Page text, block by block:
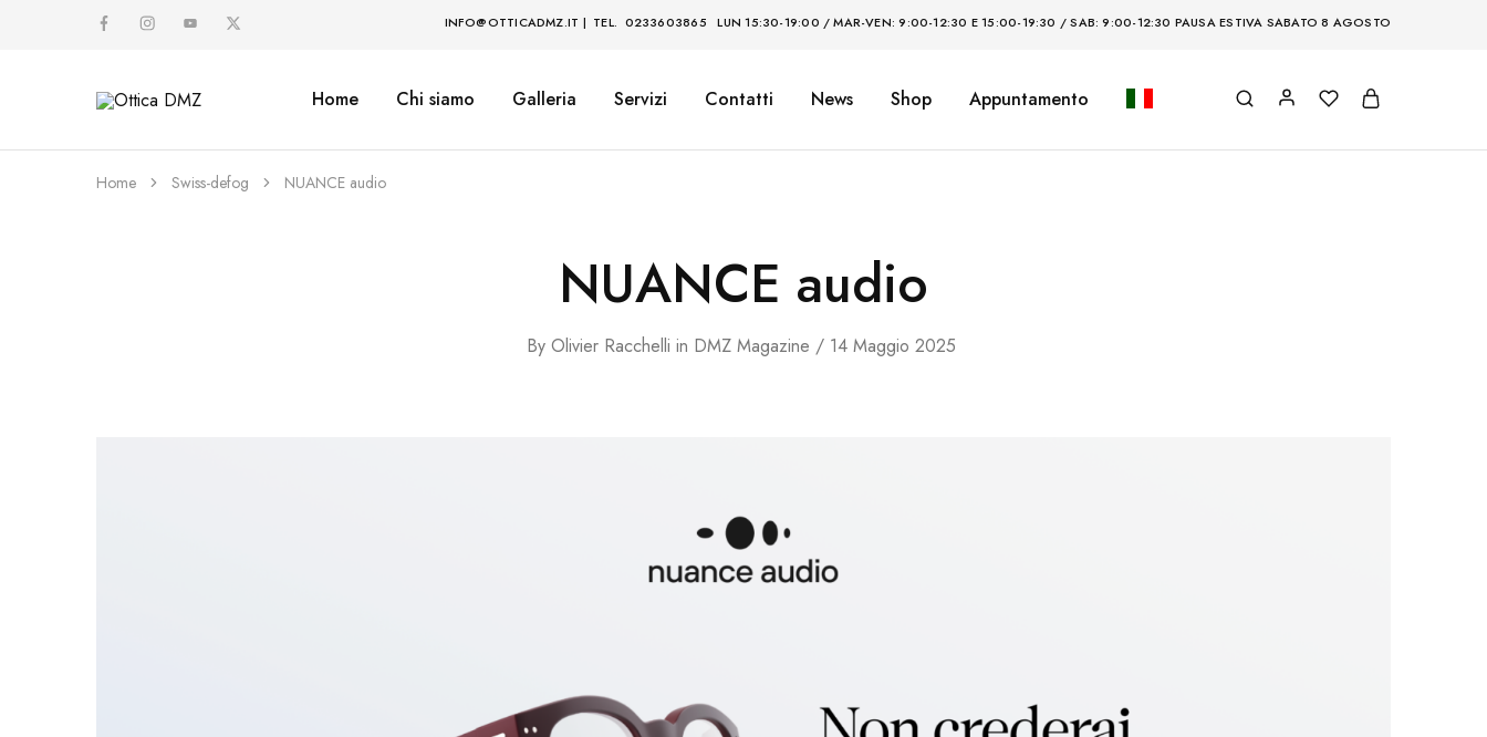
INFO@OTTICADMZ.IT | TEL. 0233603865 LUN 15:30-19:00 / MAR-VEN: 9:00-12:30 E 15:00-19:30 / SAB: 9:00-12:30 PAUSA ESTIVA SABATO 8 AGOSTO
Ottica Home Chi siamo Galleria Servizi Contatti News Shop Appuntamento
Home Swiss-defog NUANCE audio
NUANCE audio
By Olivier Racchelli in DMZ Magazine 14 Maggio 2025